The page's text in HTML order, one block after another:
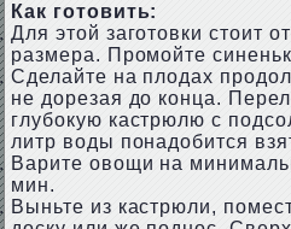
Как готовить:
Для этой заготовки стоит
размера. Промойте
Сделайте на плодах
не дорезая до конца.
глубокую кастрюлю с
литр воды понадобится
Варите овощи на
мин.
Выньте из кастрюли,